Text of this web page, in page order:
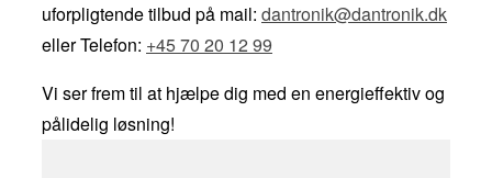
uforpligtende tilbud på mail: dantronik@dantronik.dk
eller Telefon: +45 70 20 12 99
Vi ser frem til at hjælpe dig med en energieffektiv og
pålidelig løsning!